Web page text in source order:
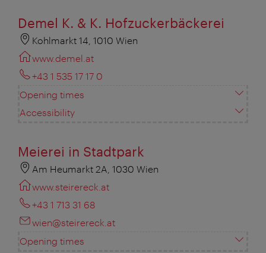
Demel K. & K. Hofzuckerbäckerei
Kohlmarkt 14, 1010 Wien
www.demel.at
+43 1 535 17 17 0
Opening times
Accessibility
Meierei in Stadtpark
Am Heumarkt 2A, 1030 Wien
www.steirereck.at
+43 1 713 31 68‎
wien@steirereck.at
Opening times